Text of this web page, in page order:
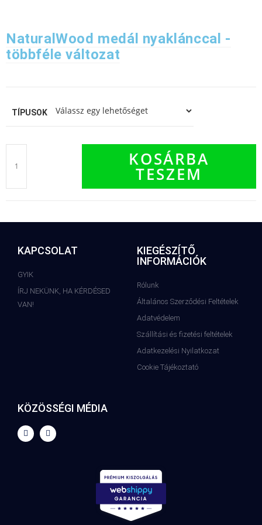
NaturalWood medál nyaklánccal -
többféle változat
TÍPUSOK
KOSÁRBA
TESZEM
KAPCSOLAT
GYIK
ÍRJ NEKÜNK, HA KÉRDÉSED
VAN!
KIEGÉSZÍTŐ
INFORMÁCIÓK
Rólunk
Általános Szerződési Feltételek
Adatvédelem
Szállítási és fizetési feltételek
Adatkezelési Nyilatkozat
Cookie Tájékoztató
KÖZÖSSÉGI MÉDIA